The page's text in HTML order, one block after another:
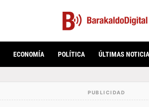
ECONOMÍA POLÍTICA ÚLTIMAS